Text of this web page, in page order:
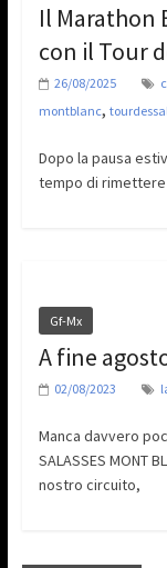
Il Marathon
con il Tour
26/08/2025
montblanc,
Dopo la pausa
tempo di rimettere
Gf-Mx
A fine
02/08/2023
Manca davvero
SALASSES MONT
nostro circuito,